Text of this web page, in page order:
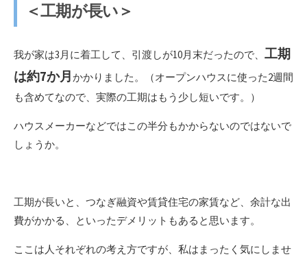
＜工期が長い＞
我が家は3月に着工して、引渡しが10月末だったので、 工期
は約7か月 かかりました。（オープンハウスに使った2週間
も含めてなので、実際の工期はもう少し短いです。）
ハウスメーカーなどではこの半分もかからないのではないで
しょうか。
工期が長いと、つなぎ融資や賃貸住宅の家賃など、余計な出
費がかかる、といったデメリットもあると思います。
ここは人それぞれの考え方ですが、私はまったく気にしませ